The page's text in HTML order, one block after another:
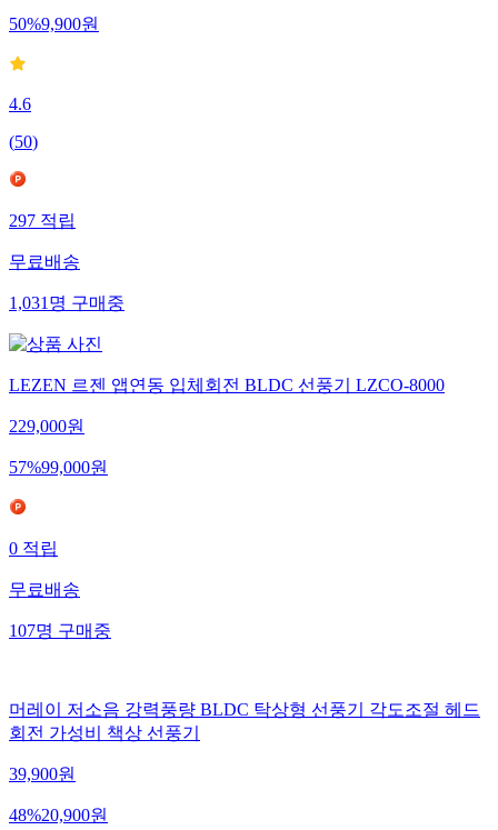
50%9,900원
4.6
(50)
297 적립
무료배송
1,031 명 구매중
LEZEN 르젠 앱연동 입체회전 BLDC 선풍기 LZCO-8000
229,000원
57%99,000원
0 적립
무료배송
107명 구매중
머레이 저소음 강력풍량 BLDC 탁상형 선풍기 각도조절 헤드
회전 가성비 책상 선풍기
39,900원
48%20,900원